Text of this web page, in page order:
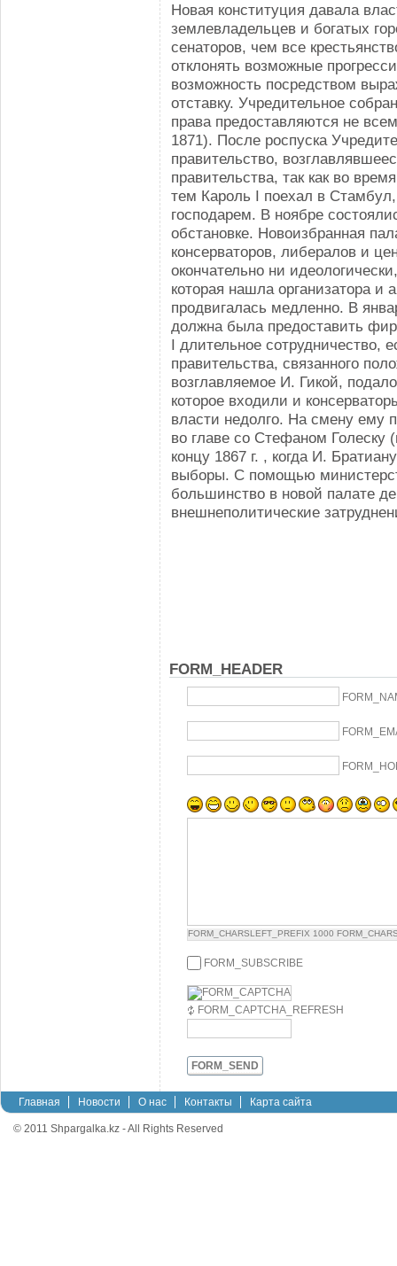
Новая конституция давала
землевладельцев и богатых
сенаторов, чем все
отклонять возможные
возможность посредством
отставку. Учредительное
права предоставляются не
1871). После роспуска
правительство,
правительства, так как во
тем Кароль I поехал в
господарем. В ноябре
обстановке. Новоизбранная
консерваторов, либералов и
окончательно ни
которая нашла организатора и
продвигалась медленно. В
должна была предоставить
I длительное сотрудничество,
правительства, связанного
возглавляемое И. Гикой,
которое входили и
власти недолго. На смену ему
во главе со Стефаном Голеску
концу 1867 г. , когда И.
выборы. С помощью
большинство в новой палате
внешнеполитические
FORM_HEADER
FORM_CHARSLEFT_PREFIX 1000
FORM_SUBSCRIBE
FORM_CAPTCHA_REFRESH
FORM_SEND
Главная Новости О нас Контакты Карта сайта
© 2011 Shpargalka.kz - All Rights Reserved